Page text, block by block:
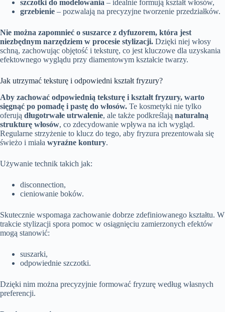
szczotki do modelowania – idealnie formują kształt włosów,
grzebienie – pozwalają na precyzyjne tworzenie przedziałków.
Nie można zapomnieć o suszarce z dyfuzorem, która jest
niezbędnym narzędziem w procesie stylizacji. Dzięki niej włosy
schną, zachowując objętość i teksturę, co jest kluczowe dla uzyskania
efektownego wyglądu przy diamentowym kształcie twarzy.
Jak utrzymać teksturę i odpowiedni kształt fryzury?
Aby zachować odpowiednią teksturę i kształt fryzury, warto
sięgnąć po pomadę i pastę do włosów. Te kosmetyki nie tylko
oferują długotrwałe utrwalenie, ale także podkreślają naturalną
strukturę włosów, co zdecydowanie wpływa na ich wygląd.
Regularne strzyżenie to klucz do tego, aby fryzura prezentowała się
świeżo i miała wyraźne kontury.
Używanie technik takich jak:
disconnection,
cieniowanie boków.
Skutecznie wspomaga zachowanie dobrze zdefiniowanego kształtu. W
trakcie stylizacji spora pomoc w osiągnięciu zamierzonych efektów
mogą stanowić:
suszarki,
odpowiednie szczotki.
Dzięki nim można precyzyjnie formować fryzurę według własnych
preferencji.